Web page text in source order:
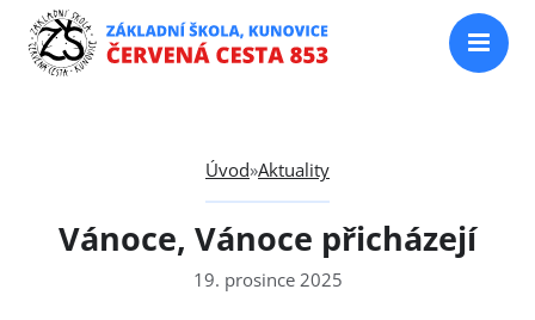
Úvod»Aktuality
Vánoce, Vánoce přicházejí
19. prosince 2025